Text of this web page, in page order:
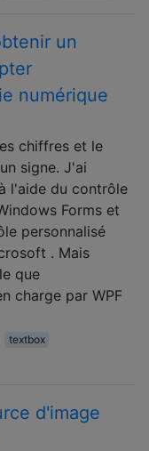
un
numérique
chiffres et le
signe. J'ai
l'aide du contrôle
Forms et
personnalisé
. Mais
que
charge par WPF
textbox
d'image